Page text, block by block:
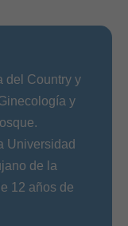
del Country y
y
Universidad
de la
12 años de